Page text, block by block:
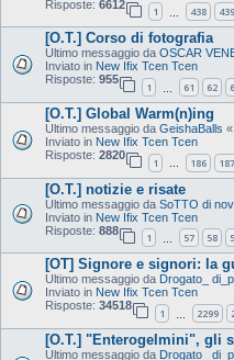
Risposte: 6612
1 438 439
[O.T.] Corso di fotografia
Ultimo messaggio da OSCAR
Inviato in New Ifix Tcen Tcen
Risposte: 955
1 61 62
[O.T.] Global Warm(n)ing
Ultimo messaggio da GeishaBalls «
Inviato in New Ifix Tcen Tcen
Risposte: 2820
1 … 186 187
[O.T.] notizie e risate
Ultimo messaggio da SoTTO di
Inviato in New Ifix Tcen Tcen
Risposte: 888
1 57 58
[OT] Signore e signori: la
Ultimo messaggio da Drogato_
Inviato in New Ifix Tcen Tcen
Risposte: 34518
1 2299
[O.T.] "Enterogelmini", gli
Ultimo messaggio da Drogato_